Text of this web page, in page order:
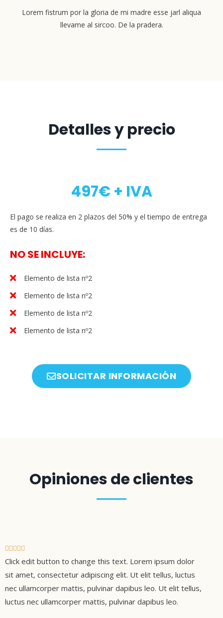
Lorem fistrum por la gloria de mi madre esse jarl aliqua
llevame al sircoo. De la pradera.
Detalles y precio
497€ + IVA
El pago se realiza en 2 plazos del 50% y el tiempo de entrega
es de 10 días.
NO SE INCLUYE:
Elemento de lista nº2
Elemento de lista nº2
Elemento de lista nº2
Elemento de lista nº2
SOLICITAR INFORMACIÓN
Opiniones de clientes

a
l
o
Click edit button to change this text. Lorem ipsum dolor
sit amet, consectetur adipiscing elit. Ut elit tellus, luctus
nec ullamcorper mattis, pulvinar dapibus leo. Ut elit tellus,
luctus nec ullamcorper mattis, pulvinar dapibus leo.